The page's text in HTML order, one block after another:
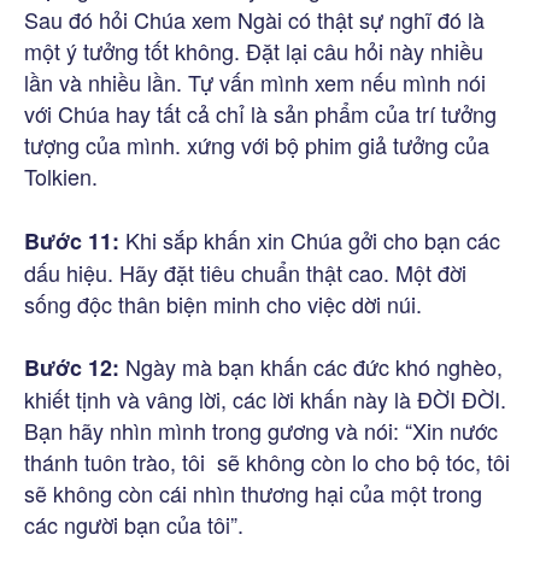
Sau đó hỏi Chúa xem Ngài có thật sự nghĩ đó là
một ý tưởng tốt không. Đặt lại câu hỏi này nhiều
lần và nhiều lần. Tự vấn mình xem nếu mình nói
với Chúa hay tất cả chỉ là sản phẩm của trí tưởng
tượng của mình. xứng với bộ phim giả tưởng của
Tolkien.
Bước 11: Khi sắp khấn xin Chúa gởi cho bạn các
dấu hiệu. Hãy đặt tiêu chuẩn thật cao. Một đời
sống độc thân biện minh cho việc dời núi.
Bước 12: Ngày mà bạn khấn các đức khó nghèo,
khiết tịnh và vâng lời, các lời khấn này là ĐỜI ĐỜI.
Bạn hãy nhìn mình trong gương và nói: “Xin nước
thánh tuôn trào, tôi sẽ không còn lo cho bộ tóc, tôi
sẽ không còn cái nhìn thương hại của một trong
các người bạn của tôi”.